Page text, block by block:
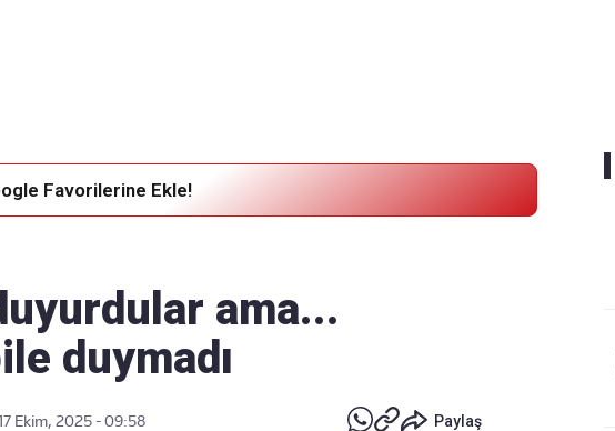
Favorilerine Ekle!
ama...
duymadı
Ekim, 2025 - 09:58 Paylaş